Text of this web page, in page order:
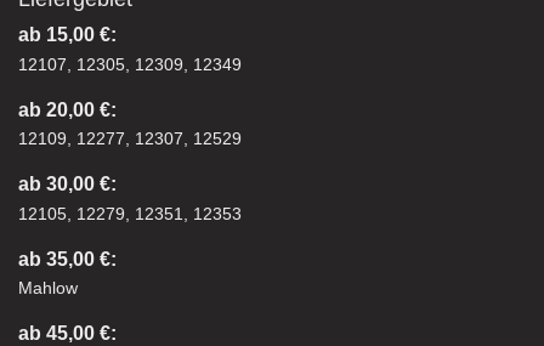
ab 15,00 €:
12107, 12305, 12309, 12349
ab 20,00 €:
12109, 12277, 12307, 12529
ab 30,00 €:
12105, 12279, 12351, 12353
ab 35,00 €:
Mahlow
ab 45,00 €: